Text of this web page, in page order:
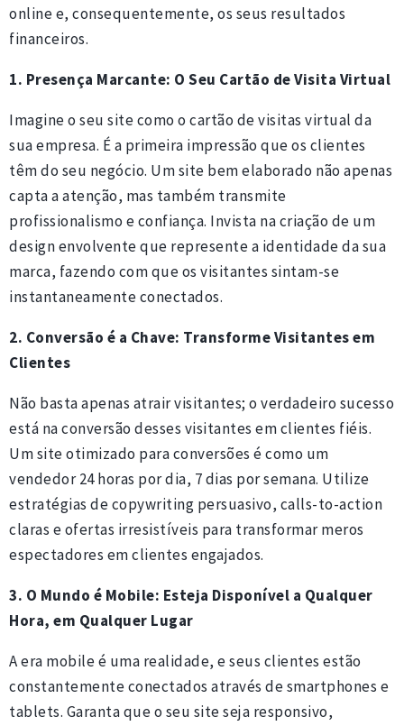
online e, consequentemente, os seus resultados
financeiros.
1. Presença Marcante: O Seu Cartão de Visita Virtual
Imagine o seu site como o cartão de visitas virtual da
sua empresa. É a primeira impressão que os clientes
têm do seu negócio. Um site bem elaborado não apenas
capta a atenção, mas também transmite
profissionalismo e confiança. Invista na criação de um
design envolvente que represente a identidade da sua
marca, fazendo com que os visitantes sintam-se
instantaneamente conectados.
2. Conversão é a Chave: Transforme Visitantes em
Clientes
Não basta apenas atrair visitantes; o verdadeiro sucesso
está na conversão desses visitantes em clientes fiéis.
Um site otimizado para conversões é como um
vendedor 24 horas por dia, 7 dias por semana. Utilize
estratégias de copywriting persuasivo, calls-to-action
claras e ofertas irresistíveis para transformar meros
espectadores em clientes engajados.
3. O Mundo é Mobile: Esteja Disponível a Qualquer
Hora, em Qualquer Lugar
A era mobile é uma realidade, e seus clientes estão
constantemente conectados através de smartphones e
tablets. Garanta que o seu site seja responsivo,